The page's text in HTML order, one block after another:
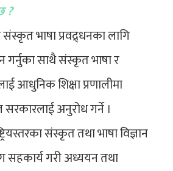
?
भाषा प्रवद्र्धनका लागि
गर्नुका साथै संस्कृत भाषा र
आधुनिक शिक्षा प्रणालीमा
अनुरोध गर्ने ।
संस्कृत तथा भाषा विज्ञान
गरी अध्ययन तथा